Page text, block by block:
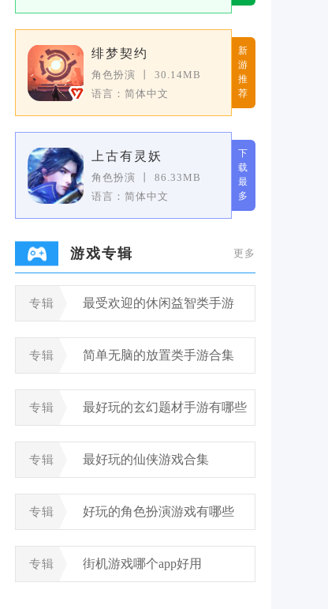
绯梦契约
角色扮演
30.14MB
语言：简体中文
新
游
推
荐
上古有灵妖
角色扮演
86.33MB
语言：简体中文
下
载
最
多
游戏专辑 更多
专辑 最受欢迎的休闲益智类手游
专辑 简单无脑的放置类手游合集
专辑 最好玩的玄幻题材手游有哪些
专辑 最好玩的仙侠游戏合集
专辑 好玩的角色扮演游戏有哪些
专辑 街机游戏哪个app好用